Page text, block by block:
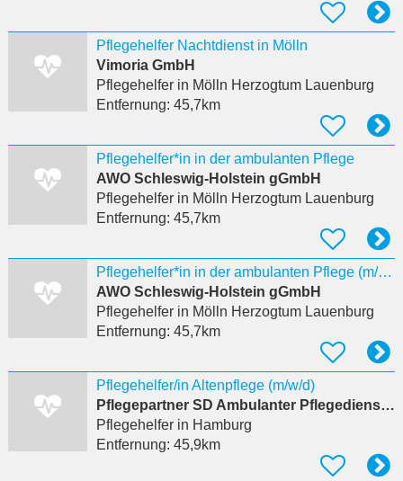
Pflegehelfer Nachtdienst in Mölln
Vimoria GmbH
Pflegehelferin Mölln Herzogtum Lauenburg
Entfernung: 45,7km
Pflegehelfer*in in der ambulanten Pflege
AWO Schleswig-Holstein gGmbH
Pflegehelferin Mölln Herzogtum Lauenburg
Entfernung: 45,7km
Pflegehelfer*in in der ambulanten Pflege (m/w/d)
AWO Schleswig-Holstein gGmbH
Pflegehelferin Mölln Herzogtum Lauenburg
Entfernung: 45,7km
Pflegehelfer/in Altenpflege (m/w/d)
Pflegepartner SD Ambulanter Pflegedienst Deutschland Verwaltungs-UG
Pflegehelferin Hamburg
Entfernung: 45,9km